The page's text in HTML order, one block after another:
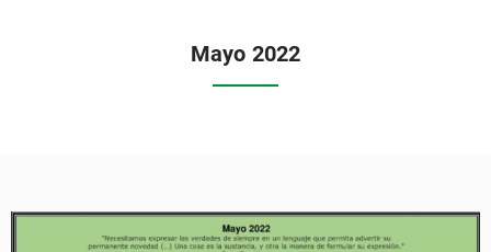
Mayo 2022